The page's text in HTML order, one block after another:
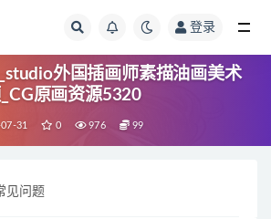
登录
外国插画师素描油画美术
原画资源5320
31 0 976 99
见问题